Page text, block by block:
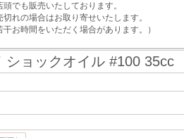
頭でも販売いたしております。
切れの場合はお取り寄せいたします。
干お時間をいただく場合があります。）
ョックオイル #100 35cc